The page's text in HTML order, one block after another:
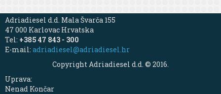
Adriadiesel d.d. Mala Švarča 155
47 000 Karlovac Hrvatska
Tel: +385 47 843 - 300
E-mail: adriadiesel@adriadiesel.hr
Copyright Adriadiesel d.d. © 2016.
Uprava:
Nenad Končar